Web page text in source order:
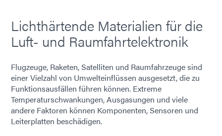
Lichthärtende Materialien für die
Luft- und Raumfahrtelektronik
Flugzeuge, Raketen, Satelliten und Raumfahrzeuge sind
einer Vielzahl von Umwelteinflüssen ausgesetzt, die zu
Funktionsausfällen führen können. Extreme
Temperaturschwankungen, Ausgasungen und viele
andere Faktoren können Komponenten, Sensoren und
Leiterplatten beschädigen.